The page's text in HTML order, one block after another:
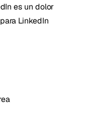
es un dolor
LinkedIn